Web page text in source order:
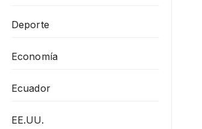
Deporte
Economía
Ecuador
EE.UU.